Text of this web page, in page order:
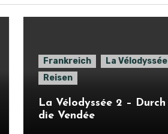
Frankreich
La Vélodyssée
Reisen
La Vélodyssée 2 – Durch
die Vendée